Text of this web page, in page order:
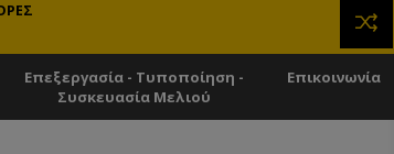
Επεξεργασία - Τυποποίηση -
Συσκευασία Μελιού
Επικοινωνία